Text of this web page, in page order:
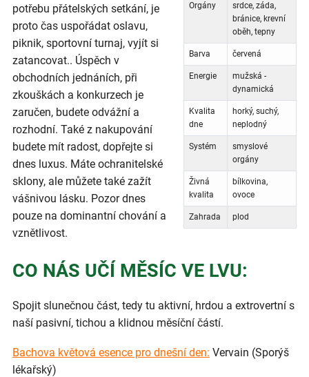
Orgány
srdce, záda,
bránice, krevní
oběh, tepny
Barva červená
Energie
mužská -
dynamická
Kvalita
dne
horký, suchý,
neplodný
Systém
smyslové
orgány
Živná
kvalita
bílkovina,
ovoce
Zahrada plod
potřebu přátelských setkání, je
proto čas uspořádat oslavu,
piknik, sportovní turnaj, vyjít si
zatancovat.. Úspěch v
obchodních jednáních, při
zkouškách a konkurzech je
zaručen, budete odvážní a
rozhodní. Také z nakupování
budete mít radost, dopřejte si
dnes luxus. Máte ochranitelské
sklony, ale můžete také zažít
vášnivou lásku. Pozor dnes
pouze na dominantní chování a
vznětlivost.
CO NÁS UČÍ MĚSÍC VE LVU:
Spojit slunečnou část, tedy tu aktivní, hrdou a extrovertní s
naší pasivní, tichou a klidnou měsíční částí.
Bachova květová esence pro dnešní den: Vervain (Sporýš
lékařský)